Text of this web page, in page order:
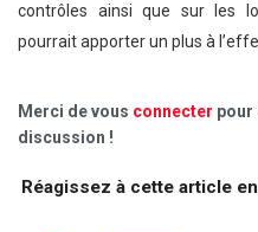
contrôles ainsi que sur les
pourrait apporter un plus à
Merci de vous connecter pour
discussion !
Réagissez à cette article